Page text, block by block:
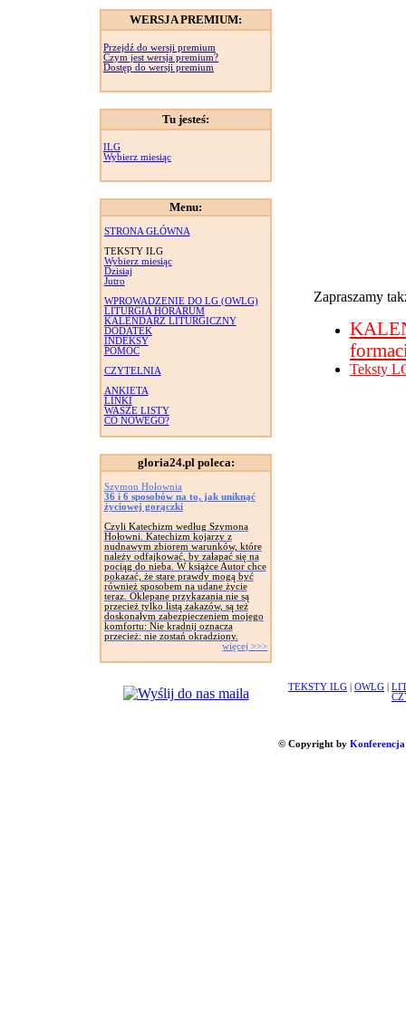
WERSJA PREMIUM:
Przejdź do wersji premium
Czym jest wersja premium?
Dostęp do wersji premium
Tu jesteś:
ILG
Wybierz miesiąc
Menu:
STRONA GŁÓWNA
TEKSTY ILG
Wybierz miesiąc
Dzisiaj
Jutro
WPROWADZENIE DO LG (OWLG)
LITURGIA HORARUM
KALENDARZ LITURGICZNY
DODATEK
INDEKSY
POMOC
CZYTELNIA
ANKIETA
LINKI
WASZE LISTY
CO NOWEGO?
gloria24.pl poleca:
Szymon Hołownia
36 i 6 sposobów na to, jak uniknąć
życiowej gorączki
Czyli Katechizm według Szymona
Hołowni. Katechizm kojarzy z
nudnawym zbiorem warunków, które
należy odfajkować, by załapać się na
pociąg do nieba. W książce Autor chce
pokazać, że stare prawdy mogą być
również sposobem na udane życie
teraz. Oklepane przykazania nie są
przecież tylko listą zakazów, są też
doskonałym zabezpieczeniem mojego
komfortu: Nie kradnij oznacza
przecież: nie zostań okradziony.
więcej >>>
Zapraszamy
Teksty
TEKSTY ILG OWLG
© Copyright by Konferencja